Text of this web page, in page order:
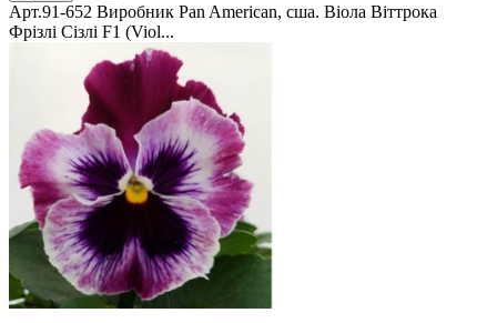
Арт.91-652 Виробник Pan American, сша. Віола Віттрока
Фрізлі Сізлі F1 (Viol...